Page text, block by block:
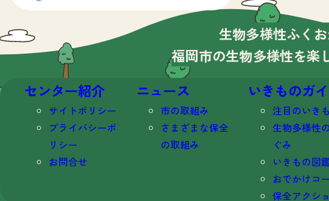
生物多様性ふくお
福岡市の生物多様性を楽
センター紹介
サイトポリシー
プライバシーポ
リシー
お問合せ
ニュース
市の取組み
さまざまな保全
の取組み
いきものガ
注目のいき
生物多様性
ぐみ
いきもの図
おでかけコ
保全アクシ